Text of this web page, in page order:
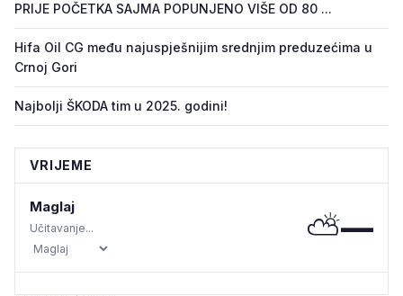
PRIJE POČETKA SAJMA POPUNJENO VIŠE OD 80 ...
Hifa Oil CG među najuspješnijim srednjim preduzećima u
Crnoj Gori
Najbolji ŠKODA tim u 2025. godini!
VRIJEME
Maglaj
Učitavanje... ⛅—